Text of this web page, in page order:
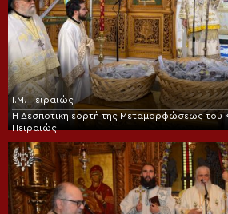
Ι.Μ. Πειραιώς
Η Δεσποτική εορτή της Μεταμορφώσεως του
Πειραιώς